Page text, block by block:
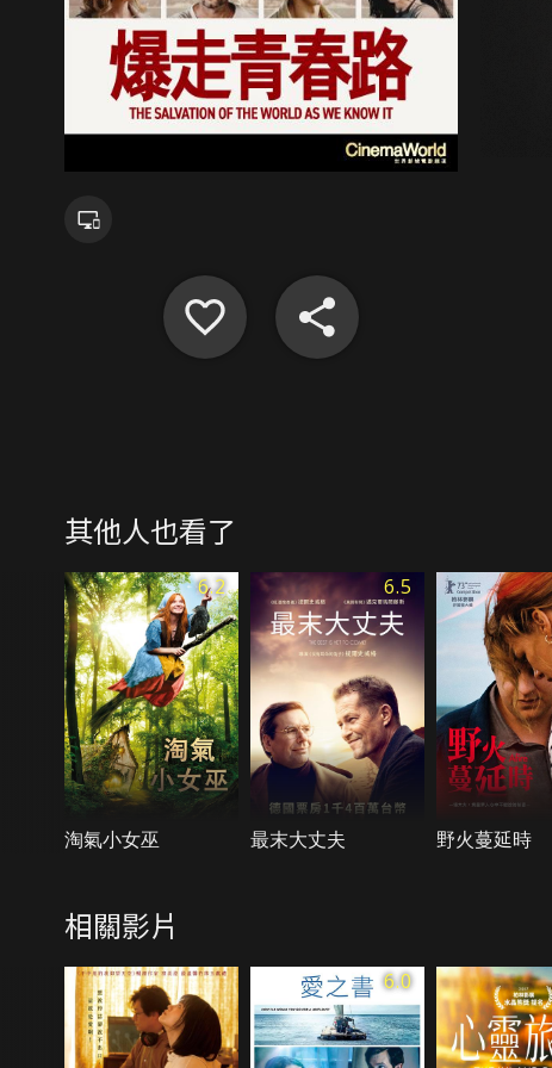
其他人也看了
6.2
淘氣小女巫
6.5
最末大丈夫 野火蔓延時
相關影片
6.0